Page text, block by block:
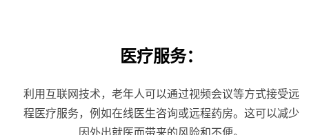
医疗服务：
利用互联网技术，老年人可以通过视频会议等方式接受远
程医疗服务，例如在线医生咨询或远程药房。这可以减少
因外出就医而带来的风险和不便。